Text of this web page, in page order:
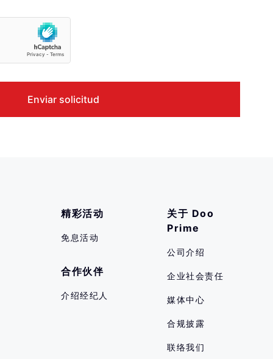
精彩活动
免息活动
合作伙伴
介绍经纪人
关于 Doo
Prime
公司介绍
企业社会责任
媒体中心
合规披露
联络我们